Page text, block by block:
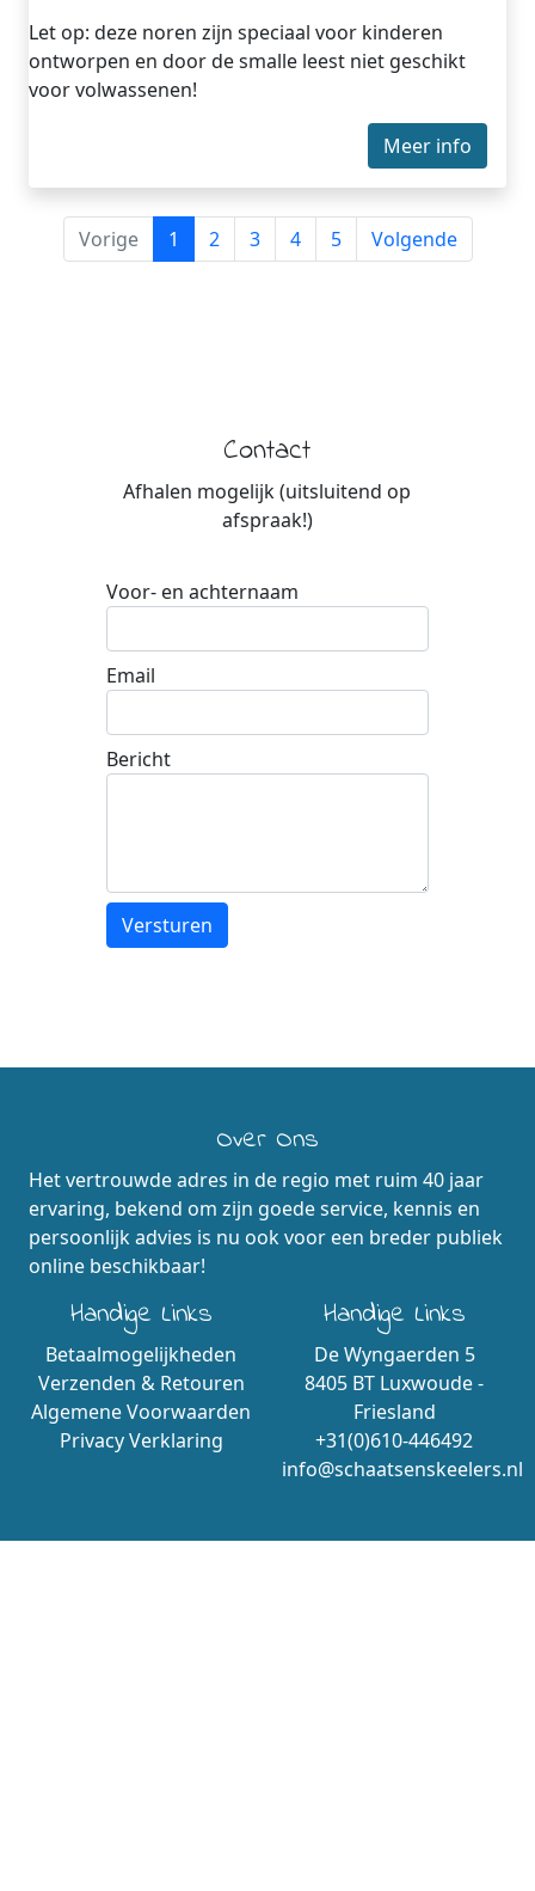
Let op: deze noren zijn speciaal voor kinderen
ontworpen en door de smalle leest niet geschikt
voor volwassenen!
Meer info
Vorige 1 2 3 4 5 Volgende
Contact
Afhalen mogelijk (uitsluitend op
afspraak!)
Voor- en achternaam
Email
Bericht
Over Ons
Het vertrouwde adres in de regio met ruim 40 jaar
ervaring, bekend om zijn goede service, kennis en
persoonlijk advies is nu ook voor een breder publiek
online beschikbaar!
Handige Links
Betaalmogelijkheden
Verzenden & Retouren
Algemene Voorwaarden
Privacy Verklaring
Handige Links
De Wyngaerden 5
8405 BT Luxwoude -
Friesland
+31(0)610-446492
info@schaatsenskeelers.nl